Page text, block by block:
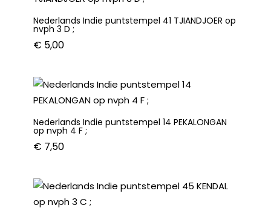
aantalNederlands Indie puntstempel 41 TJIANDJOER op
nvph 3 D ;
€ 5,00
Nederlands Indie puntstempel 14 PEKALONGAN
op nvph 4 F ;
€ 7,50